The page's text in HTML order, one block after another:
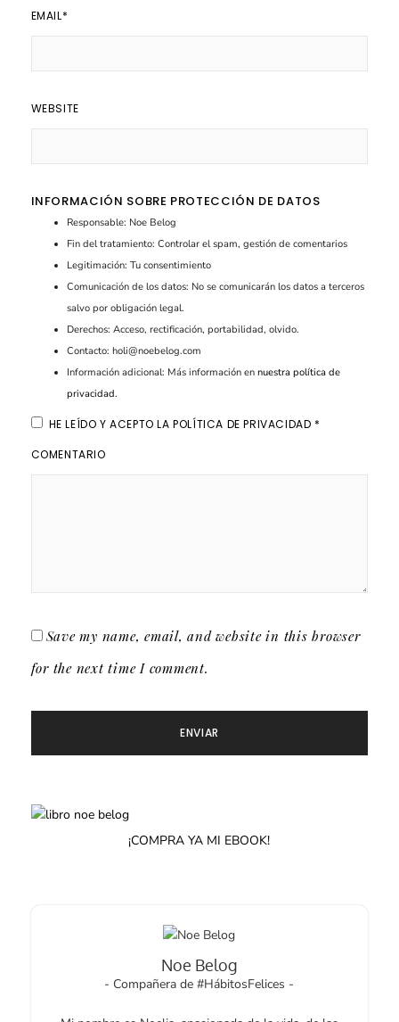
EMAIL*
WEBSITE
INFORMACIÓN SOBRE PROTECCIÓN DE DATOS
Responsable: Noe Belog
Fin del tratamiento: Controlar el spam, gestión de comentarios
Legitimación: Tu consentimiento
Comunicación de los datos: No se comunicarán los datos a terceros
salvo por obligación legal.
Derechos: Acceso, rectificación, portabilidad, olvido.
Contacto: holi@noebelog.com
Información adicional: Más información en nuestra política de
privacidad.
HE LEÍDO Y ACEPTO LAPOLÍTICA DE PRIVACIDAD *
COMENTARIO
Save my name, email, and website in this browser
for the next time I comment.
¡COMPRA YA MI EBOOK!
Noe Belog
- Compañera de #HábitosFelices -